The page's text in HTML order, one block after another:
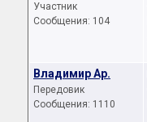
Участник
Сообщения: 104
Владимир Ар.
Передовик
Сообщения: 1110